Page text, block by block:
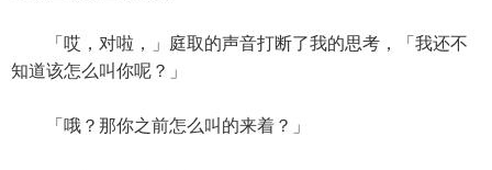
「哎，对啦，」庭取的声音打断了我的思考，「我还不
知道该怎么叫你呢？」
「哦？那你之前怎么叫的来着？」